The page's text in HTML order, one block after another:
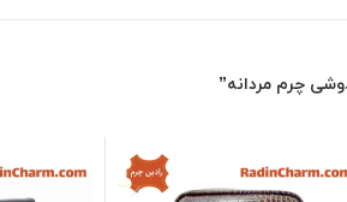
چرم مردانه”